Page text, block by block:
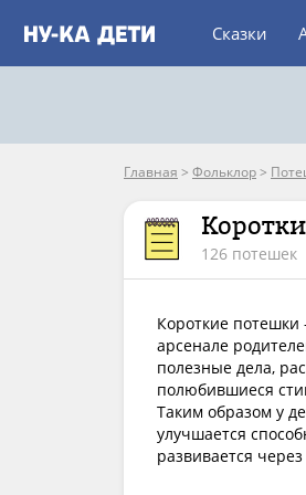
Сказки
Главная > Фольклор>
126 потешек
Короткие
арсенале
полезные дела,
полюбившиеся
Таким образом у
улучшается
развивается